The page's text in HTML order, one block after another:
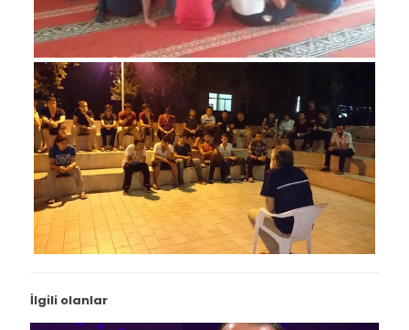
İlgili olanlar